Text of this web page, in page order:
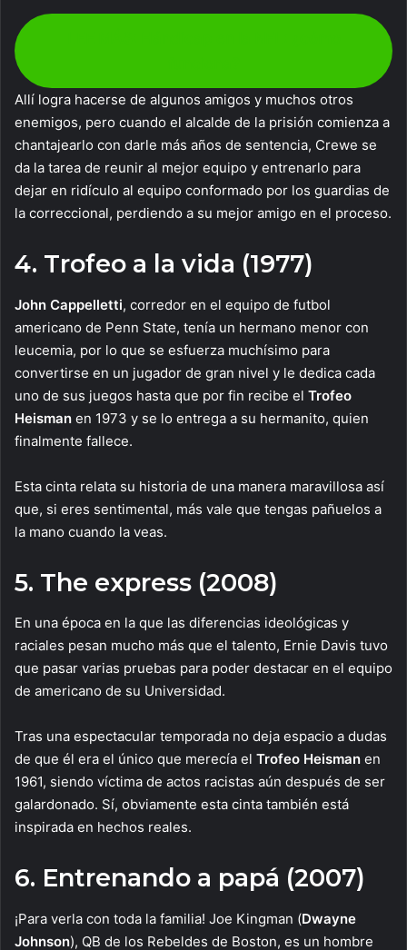
Allí logra hacerse de algunos amigos y muchos otros
enemigos, pero cuando el alcalde de la prisión comienza a
chantajearlo con darle más años de sentencia, Crewe se
da la tarea de reunir al mejor equipo y entrenarlo para
dejar en ridículo al equipo conformado por los guardias de
la correccional, perdiendo a su mejor amigo en el proceso.
4. Trofeo a la vida (1977)
John Cappelletti, corredor en el equipo de futbol
americano de Penn State, tenía un hermano menor con
leucemia, por lo que se esfuerza muchísimo para
convertirse en un jugador de gran nivel y le dedica cada
uno de sus juegos hasta que por fin recibe el Trofeo
Heisman en 1973 y se lo entrega a su hermanito, quien
finalmente fallece.
Esta cinta relata su historia de una manera maravillosa así
que, si eres sentimental, más vale que tengas pañuelos a
la mano cuando la veas.
5. The express (2008)
En una época en la que las diferencias ideológicas y
raciales pesan mucho más que el talento, Ernie Davis tuvo
que pasar varias pruebas para poder destacar en el equipo
de americano de su Universidad.
Tras una espectacular temporada no deja espacio a dudas
de que él era el único que merecía el Trofeo Heisman en
1961, siendo víctima de actos racistas aún después de ser
galardonado. Sí, obviamente esta cinta también está
inspirada en hechos reales.
6. Entrenando a papá (2007)
¡Para verla con toda la familia! Joe Kingman (Dwayne
Johnson), QB de los Rebeldes de Boston, es un hombre